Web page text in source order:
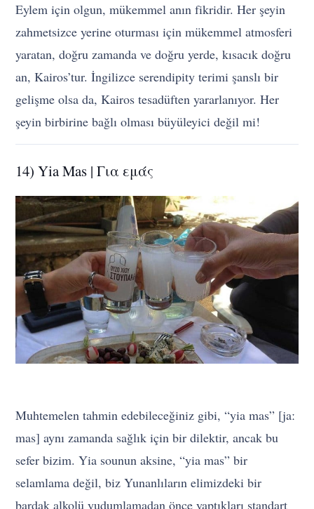
Eylem için olgun, mükemmel anın fikridir. Her şeyin
zahmetsizce yerine oturması için mükemmel atmosferi
yaratan, doğru zamanda ve doğru yerde, kısacık doğru
an, Kairos’tur. İngilizce serendipity terimi şanslı bir
gelişme olsa da, Kairos tesadüften yararlanıyor. Her
şeyin birbirine bağlı olması büyüleyici değil mi!
14) Yia Mas | Για εμάς
Muhtemelen tahmin edebileceğiniz gibi, “yia mas” [jaː
mas] aynı zamanda sağlık için bir dilektir, ancak bu
sefer bizim. Yia sounun aksine, “yia mas” bir
selamlama değil, biz Yunanlıların elimizdeki bir
bardak alkolü yudumlamadan önce yaptıkları standart